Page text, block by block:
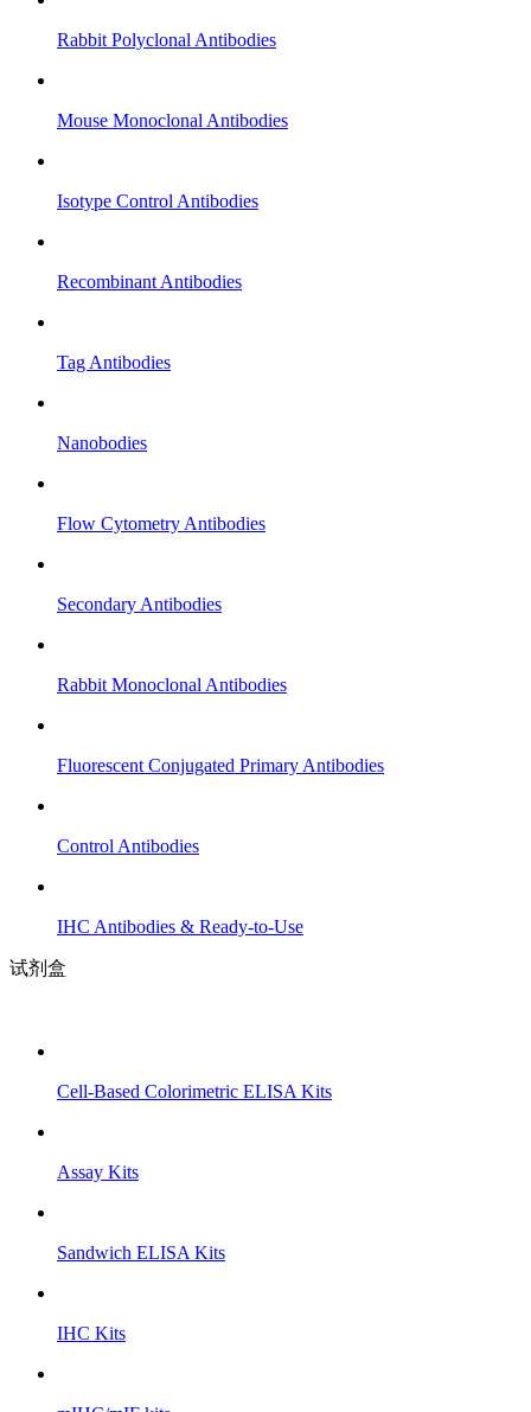
Rabbit Polyclonal Antibodies
Mouse Monoclonal Antibodies
Isotype Control Antibodies
Recombinant Antibodies
Tag Antibodies
Nanobodies
Flow Cytometry Antibodies
Secondary Antibodies
Rabbit Monoclonal Antibodies
Fluorescent Conjugated Primary Antibodies
Control Antibodies
IHC Antibodies & Ready-to-Use
试剂盒
Cell-Based Colorimetric ELISA Kits
Assay Kits
Sandwich ELISA Kits
IHC Kits